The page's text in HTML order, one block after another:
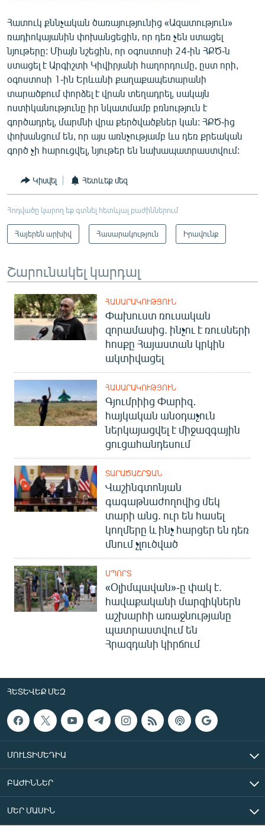
Հատուկ քննչական ծառայությունից «Ազատություն»
ռադիոկայանին փոխանցեցին, որ դեռ չեն ստացել
նյութերը: Միայն նշեցին, որ օգոստոսի 24-ին ՀՔԾ-ն
ստացել է Արգիշտի Կիվիրյանի հաղորդումը, ըստ որի,
օգոստոսի 1-ին Երևանի քաղաքապետարանի
տարածքում փորձել է վրան տեղադրել, սակայն
ոստիկանությունը իր նկատմամբ բռնություն է
գործադրել, մարմնի վրա քերծվածքներ կան: ՀՔԾ-ից
փոխանցում են, որ այս առնչությամբ ևս դեռ քրեական
գործ չի հարուցվել, նյութեր են նախապատրաստվում:
Կիսվել Հետևեք մեզ
Հոդվածը կարող եք գտնել հետևյալ բաժիններում
Հայերեն արխիվ Հասարակություն Իրավունք
Շարունակել կարդալ
ՀԱՍԱՐԱԿՈՒԹՅՈՒՆ
Փախուստ ռուսական
զորամասից. ինչու է ռուսների
հոսքը Հայաստան կրկին
ակտիվացել
ՀԱՍԱՐԱԿՈՒԹՅՈՒՆ
Գյումրիից Փարիզ․
հայկական անօդաչուն
ներկայացվել է միջազգային
ցուցահանդեսում
ՏԱՐԱԾԱՇՐՋԱՆ
Վաշինգտոնյան
գագաթնաժողովից մեկ
տարի անց. ուր են հասել
կողմերը և ինչ հարցեր են դեռ
մնում չլուծված
ՍՊՈՐՏ
«Օլիմպավան»-ը փակ է.
հավաքականի մարզիկներն
աշխարհի առաջնությանը
պատրաստվում են
Հրազդանի կիրճում
ՀԵՏԵՎԵՔ ՄԵԶ
ՄՈՒԼՏԻՄԵԴԻԱ
ԲԱԺԻՆՆԵՐ
ՄԵՐ ՄԱՍԻՆ